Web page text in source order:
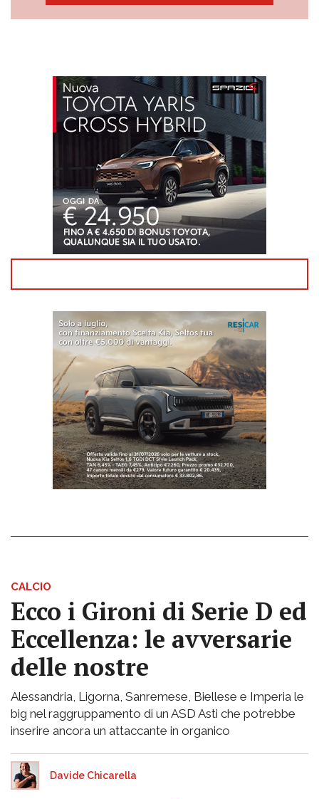
CALCIO
Ecco i Gironi di Serie D ed
Eccellenza: le avversarie
delle nostre
Alessandria, Ligorna, Sanremese, Biellese e Imperia le
big nel raggruppamento di un ASD Asti che potrebbe
inserire ancora un attaccante in organico
Davide Chicarella